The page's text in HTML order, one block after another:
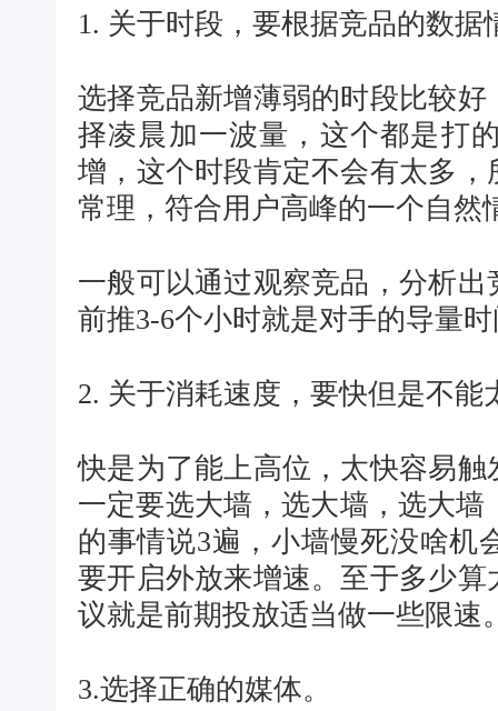
1. 关于时段，要根据竞品的数据
选择竞品新增薄弱的时段比较
择凌晨加一波量，这个都是打
增，这个时段肯定不会有太多
常理，符合用户高峰的一个自
一般可以通过观察竞品，分析
前推3-6个小时就是对手的导量
2. 关于消耗速度，要快但是不能
快是为了能上高位，太快容易
一定要选大墙，选大墙，选大
的事情说3遍，小墙慢死没啥机
要开启外放来增速。至于多少
议就是前期投放适当做一些限速
3.选择正确的媒体。